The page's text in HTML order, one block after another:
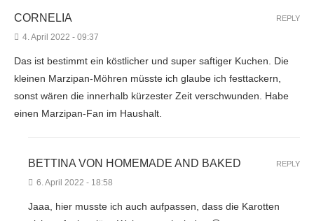
CORNELIA
4. April 2022 - 09:37
Das ist bestimmt ein köstlicher und super saftiger Kuchen. Die
kleinen Marzipan-Möhren müsste ich glaube ich festtackern,
sonst wären die innerhalb kürzester Zeit verschwunden. Habe
einen Marzipan-Fan im Haushalt.
REPLY
BETTINA VON HOMEMADE AND BAKED
6. April 2022 - 18:58
Jaaa, hier musste ich auch aufpassen, dass die Karotten
REPLY